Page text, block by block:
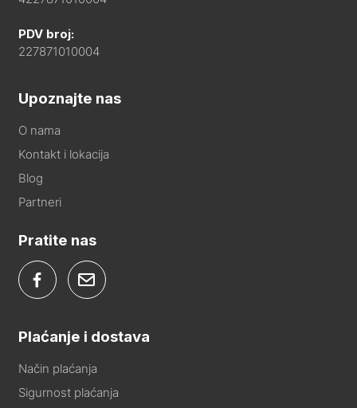
PDV broj:
227871010004
Upoznajte nas
O nama
Kontakt i lokacija
Blog
Partneri
Pratite nas
Plaćanje i dostava
Način plaćanja
Sigurnost plaćanja